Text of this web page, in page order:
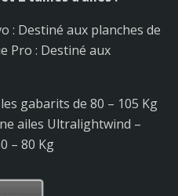
: Destiné aux planches de
Pro : Destiné aux
gabarits de 80 – 105 Kg
ailes Ultralightwind –
– 80 Kg